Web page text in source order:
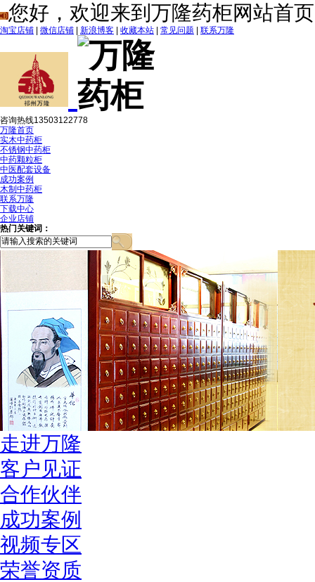
您好，欢迎来到万隆药柜网站首
淘宝店铺 微信店铺 新浪博客 收藏本站 常见问题 联系万隆
咨询热线13503122778
万隆首页
实木中药柜
不锈钢中药柜
中药颗粒柜
中医配套设备
成功案例
木制中药柜
联系万隆
下载中心
企业店铺
热门关键词：
走进万隆
客户见证
合作伙伴
成功案例
视频专区
荣誉资质